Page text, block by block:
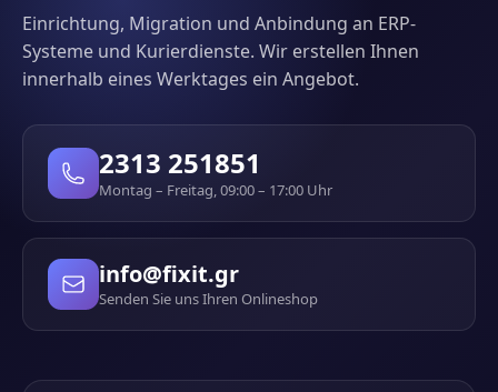
Einrichtung, Migration und Anbindung an ERP-
Systeme und Kurierdienste. Wir erstellen Ihnen
innerhalb eines Werktages ein Angebot.
2313 251851
Montag – Freitag, 09:00 – 17:00 Uhr
info@fixit.gr
Senden Sie uns Ihren Onlineshop